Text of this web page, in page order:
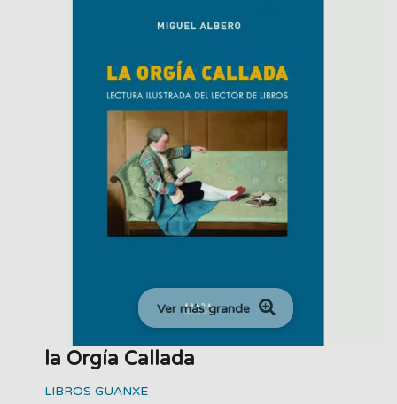
Ver más grande
la Orgía Callada
LIBROS GUANXE